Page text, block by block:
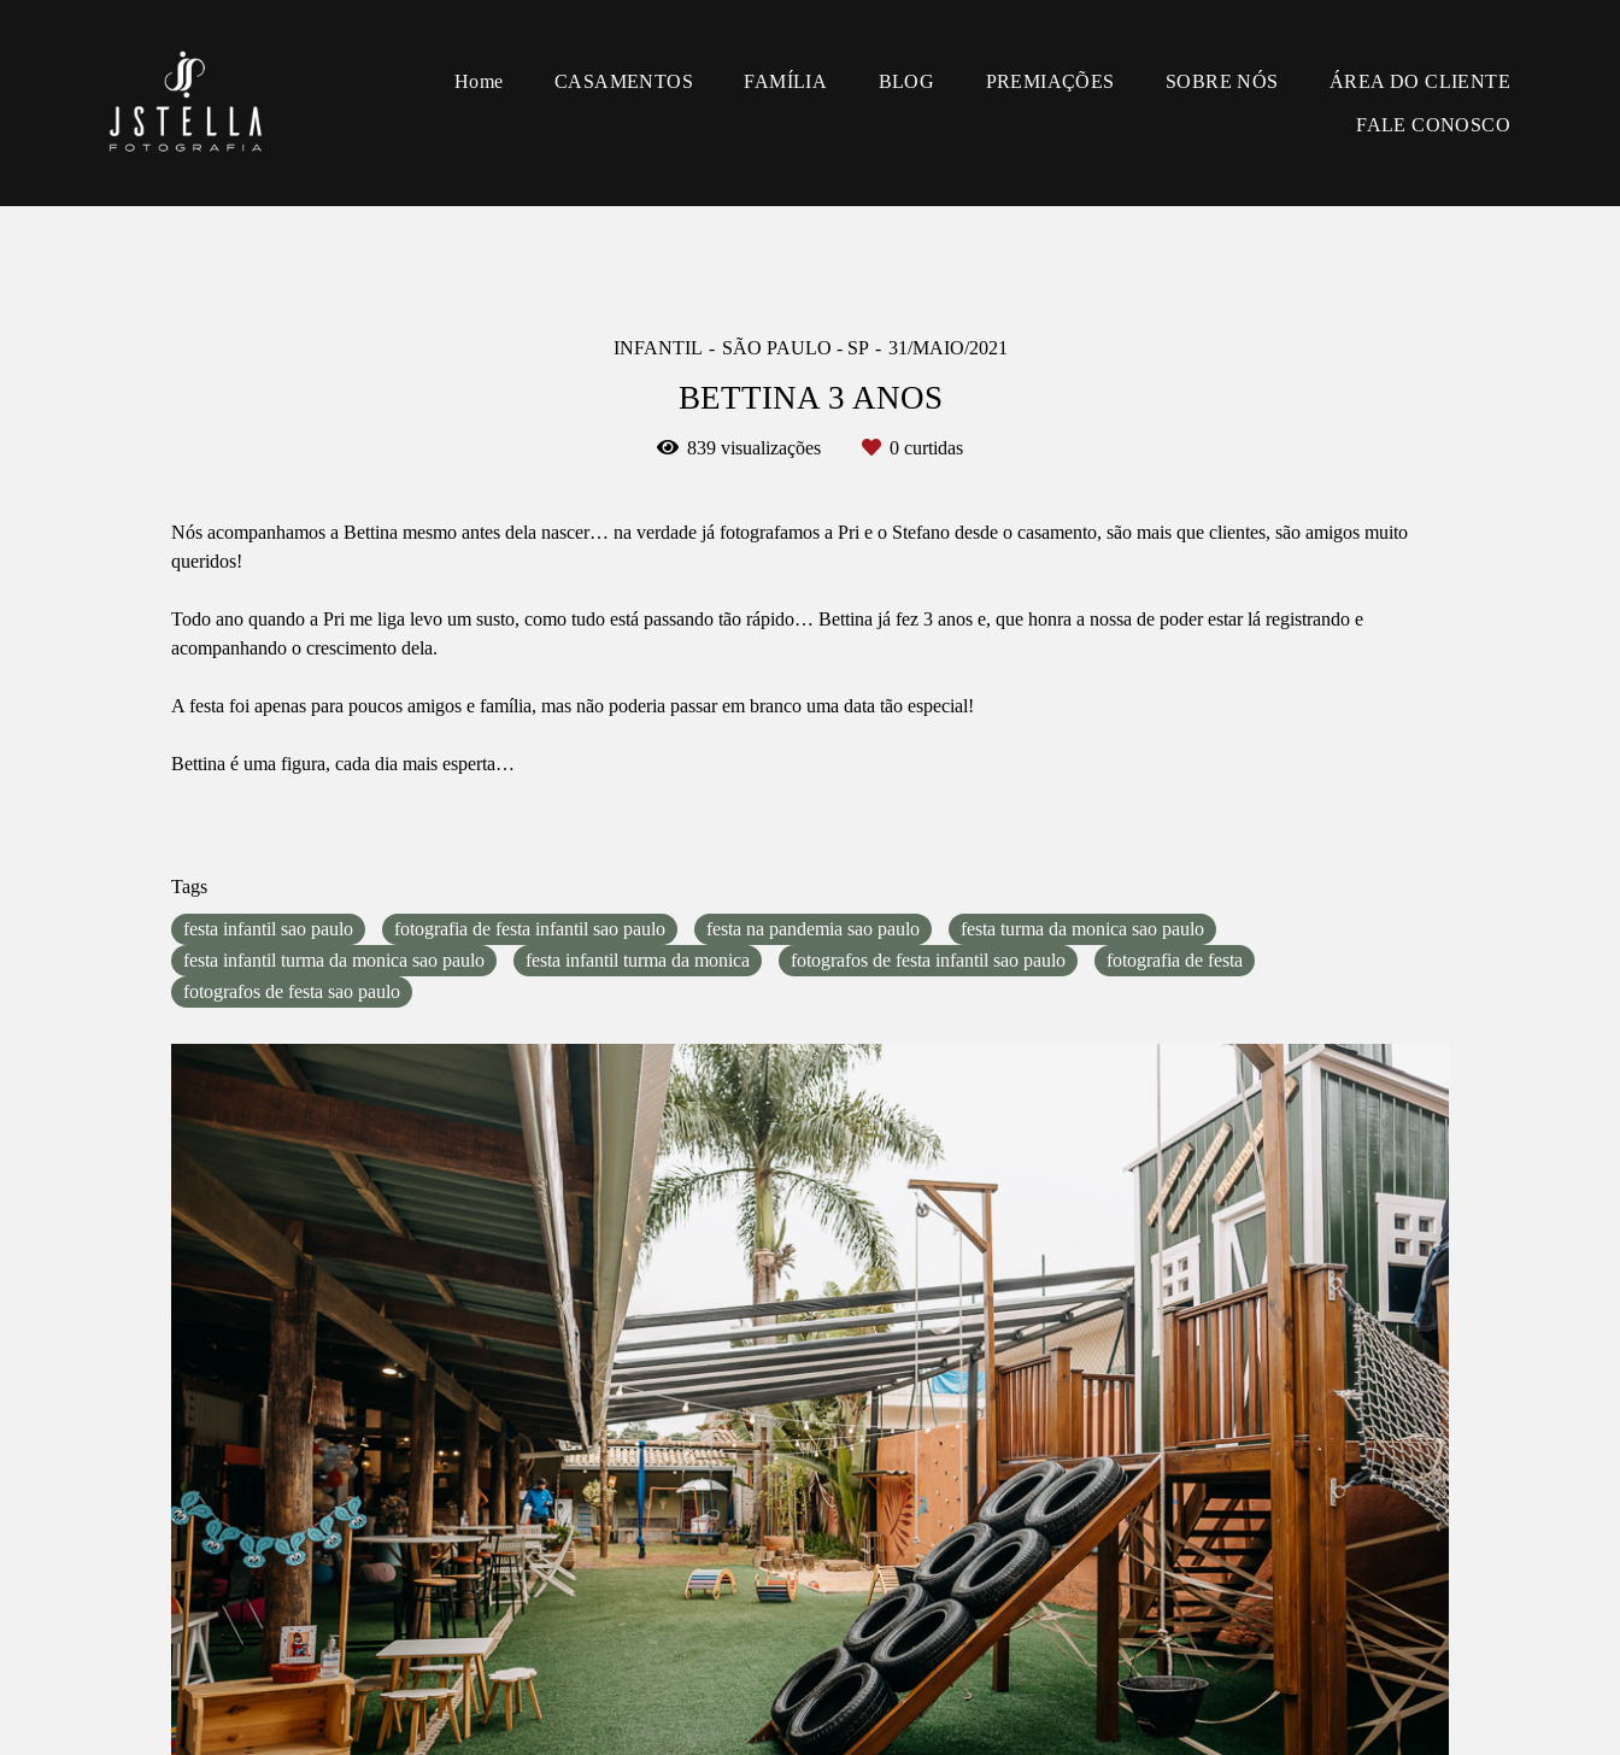
Home CASAMENTOS FAMÍLIA BLOG PREMIAÇÕES SOBRE NÓS ÁREA DO CLIENTE
FALE CONOSCO
INFANTIL SÃO PAULO - SP 31/MAIO/2021
BETTINA 3 ANOS
839 visualizações 0 curtidas
Nós acompanhamos a Bettina mesmo antes dela nascer… na verdade já fotografamos a Pri e o Stefano desde o casamento, são mais que clientes, são amigos muito
queridos!
Todo ano quando a Pri me liga levo um susto, como tudo está passando tão rápido… Bettina já fez 3 anos e, que honra a nossa de poder estar lá registrando e
acompanhando o crescimento dela.
A festa foi apenas para poucos amigos e família, mas não poderia passar em branco uma data tão especial!
Bettina é uma figura, cada dia mais esperta…
Tags
festa infantil sao paulo fotografia de festa infantil sao paulo festa na pandemia sao paulo
festa turma da monica sao paulo
festa infantil turma da monica sao paulo
festa infantil turma da monica fotografos de festa infantil sao paulo
fotografia de festa
fotografos de festa sao paulo